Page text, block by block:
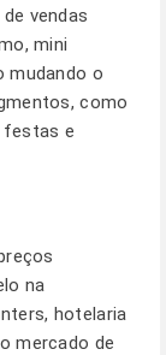
vendas
mini
mudando o
como
festas e
na
hotelaria
mercado de